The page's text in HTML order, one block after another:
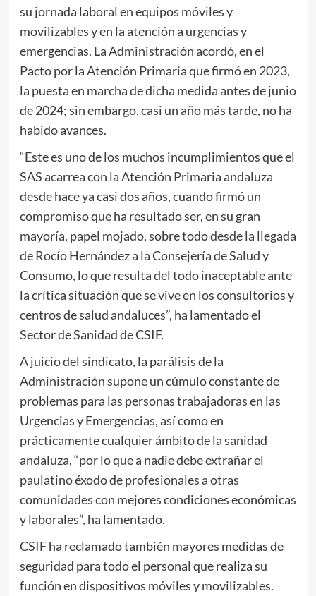
su jornada laboral en equipos móviles y
movilizables y en la atención a urgencias y
emergencias. La Administración acordó, en el
Pacto por la Atención Primaria que firmó en 2023,
la puesta en marcha de dicha medida antes de junio
de 2024; sin embargo, casi un año más tarde, no ha
habido avances.
“Este es uno de los muchos incumplimientos que el
SAS acarrea con la Atención Primaria andaluza
desde hace ya casi dos años, cuando firmó un
compromiso que ha resultado ser, en su gran
mayoría, papel mojado, sobre todo desde la llegada
de Rocío Hernández a la Consejería de Salud y
Consumo, lo que resulta del todo inaceptable ante
la crítica situación que se vive en los consultorios y
centros de salud andaluces”, ha lamentado el
Sector de Sanidad de CSIF.
A juicio del sindicato, la parálisis de la
Administración supone un cúmulo constante de
problemas para las personas trabajadoras en las
Urgencias y Emergencias, así como en
prácticamente cualquier ámbito de la sanidad
andaluza, “por lo que a nadie debe extrañar el
paulatino éxodo de profesionales a otras
comunidades con mejores condiciones económicas
y laborales”, ha lamentado.
CSIF ha reclamado también mayores medidas de
seguridad para todo el personal que realiza su
función en dispositivos móviles y movilizables.